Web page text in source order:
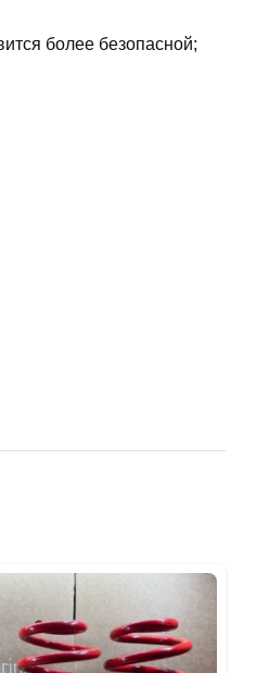
более безопасной;